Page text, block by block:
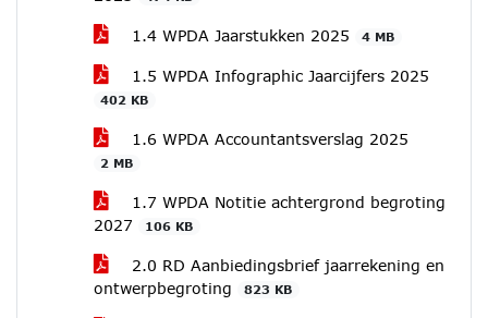
1.4 WPDA Jaarstukken 2025 4 MB
1.5 WPDA Infographic Jaarcijfers 2025
402 KB
1.6 WPDA Accountantsverslag 2025
2 MB
1.7 WPDA Notitie achtergrond begroting
2027
106 KB
2.0 RD Aanbiedingsbrief jaarrekening en
ontwerpbegroting
823 KB